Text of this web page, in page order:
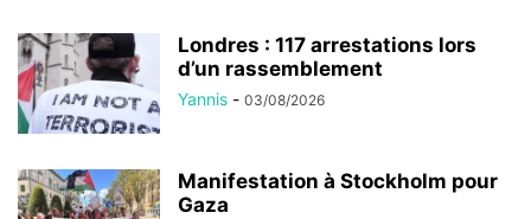
Londres : 117 arrestations lors
d’un rassemblement
Yannis - 03/08/2026
Manifestation à Stockholm pour
Gaza